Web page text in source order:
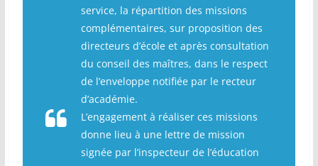
service, la répartition des missions
complémentaires, sur proposition des
directeurs d’école et après consultation
du conseil des maîtres, dans le respect
de l’enveloppe notifiée par le recteur
d’académie.
L’engagement à réaliser ces missions
donne lieu à une lettre de mission
signée par l’inspecteur de l’éducation